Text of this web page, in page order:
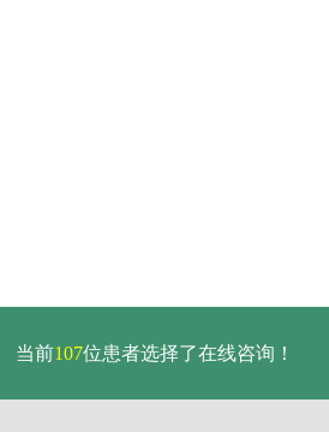
当前107位患者选择了在线咨询！